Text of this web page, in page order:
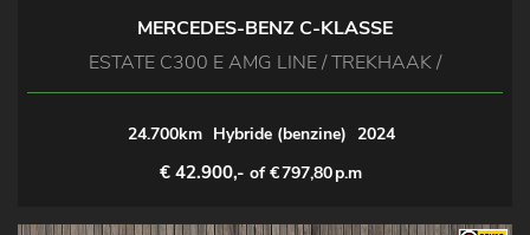
MERCEDES-BENZ C-KLASSE
ESTATE C300 E AMG LINE / TREKHAAK /
24.700km Hybride (benzine) 2024
€ 42.900,- of €797,80p.m